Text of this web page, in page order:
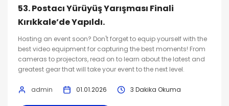
53. Postacı Yürüyüş Yarışması Finali
Kırıkkale’de Yapıldı.
Hosting an event soon? Don't forget to equip yourself with the
best video equipment for capturing the best moments! From
cameras to projectors, read on to learn about the latest and
greatest gear that will take your event to the next level.
admin 01.01.2026 3 Dakika Okuma